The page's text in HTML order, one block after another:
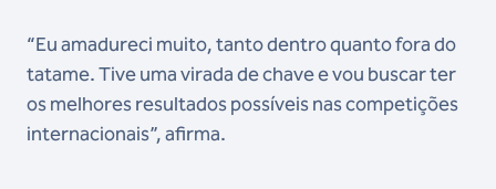
“Eu amadureci muito, tanto dentro quanto fora do
tatame. Tive uma virada de chave e vou buscar ter
os melhores resultados possíveis nas competições
internacionais”, afirma.